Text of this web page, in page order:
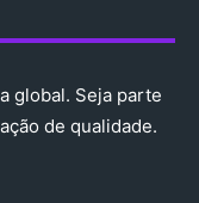
global. Seja parte
de qualidade.